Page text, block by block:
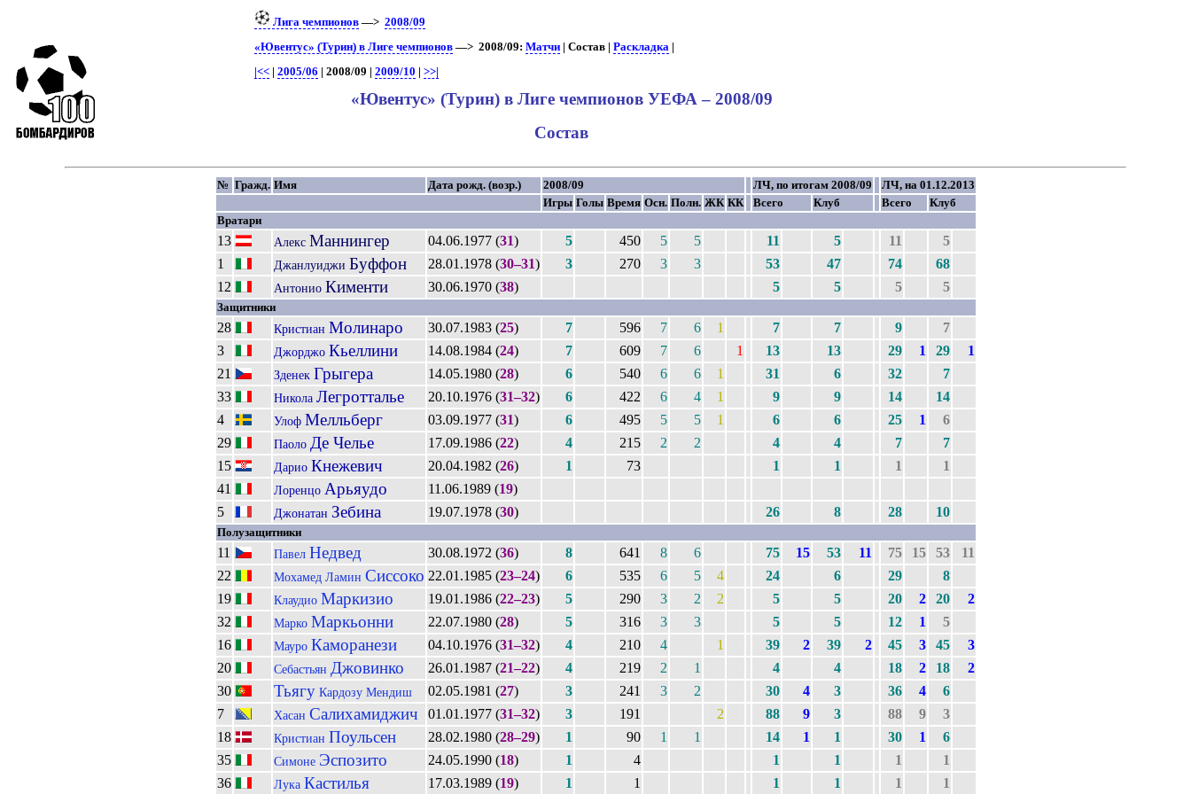
Лига чемпионов—> 2008/09
«Ювентус» (Турин) в Лиге чемпионов—> 2008/09: Матчи| Состав | Раскладка |
|<<| 2005/06 | 2008/09 | 2009/10 | >>|
«Ювентус» (Турин) в Лиге чемпионов УЕФА – 2008/09
Состав
№ Гражд. Имя Дата рожд. (возр.) 2008/09 ЛЧ, по итогам 2008/09
ЛЧ, на 01.12.2013
Игры Голы Время Осн. Полн. ЖК КК Всего Клуб Всего
Клуб
Вратари
13 Алекс Маннингер 04.06.1977 (31) 5 450 5 5 11 5 11
5
1
Джанлуиджи Буффон 28.01.1978 (30–31) 3 270 3 3 53 47 74
68
12
Антонио Кименти 30.06.1970 (38) 5 5 5 5
Защитники
28 Кристиан Молинаро 30.07.1983 (25) 7 596 7 6 1 7 7 9
7
3
Джорджо Кьеллини 14.08.1984 (24) 7 609 7 6 1 13 13 29 1 29
1
21
Зденек Грыгера 14.05.1980 (28) 6 540 6 6 1 31 6 32
7
33
Никола Легротталье 20.10.1976 (31–32) 6 422 6 4 1 9 9 14
14
4
Улоф Мелльберг 03.09.1977 (31) 6 495 5 5 1 6 6 25 1
6
29
Паоло Де Челье 17.09.1986 (22) 4 215 2 2 4 4 7
7
15
Дарио Кнежевич 20.04.1982 (26) 1 73 1 1 1
1
41
Лоренцо Арьяудо 11.06.1989 (19)
5
Джонатан Зебина 19.07.1978 (30) 26 8 28 10
Полузащитники
11 Павел Недвед 30.08.1972 (36) 8 641 8 6 75 15 53 11 75 15 53
11
22
Мохамед Ламин Сиссоко 22.01.1985 (23–24) 6 535 6 5 4 24 6 29
8
19
Клаудио Маркизио 19.01.1986 (22–23) 5 290 3 2 2 5 5 20 2 20
2
32
Марко Маркьонни 22.07.1980 (28) 5 316 3 3 5 5 12 1
5
16
Мауро Каморанези 04.10.1976 (31–32) 4 210 4 1 39 2 39 2 45 3 45
3
20
Себастьян Джовинко 26.01.1987 (21–22) 4 219 2 1 4 4 18 2 18
2
30
ТьягуКардозу Мендиш 02.05.1981 (27) 3 241 3 2 30 4 3 36 4
6
7
Хасан Салихамиджич 01.01.1977 (31–32) 3 191 2 88 9 3 88 9
3
18
Кристиан Поульсен 28.02.1980 (28–29) 1 90 1 1 14 1 1 30 1
6
35
Симоне Эспозито 24.05.1990 (18) 1 4 1 1 1
1
36
Лука Кастилья 17.03.1989 (19) 1 1 1 1 1 1